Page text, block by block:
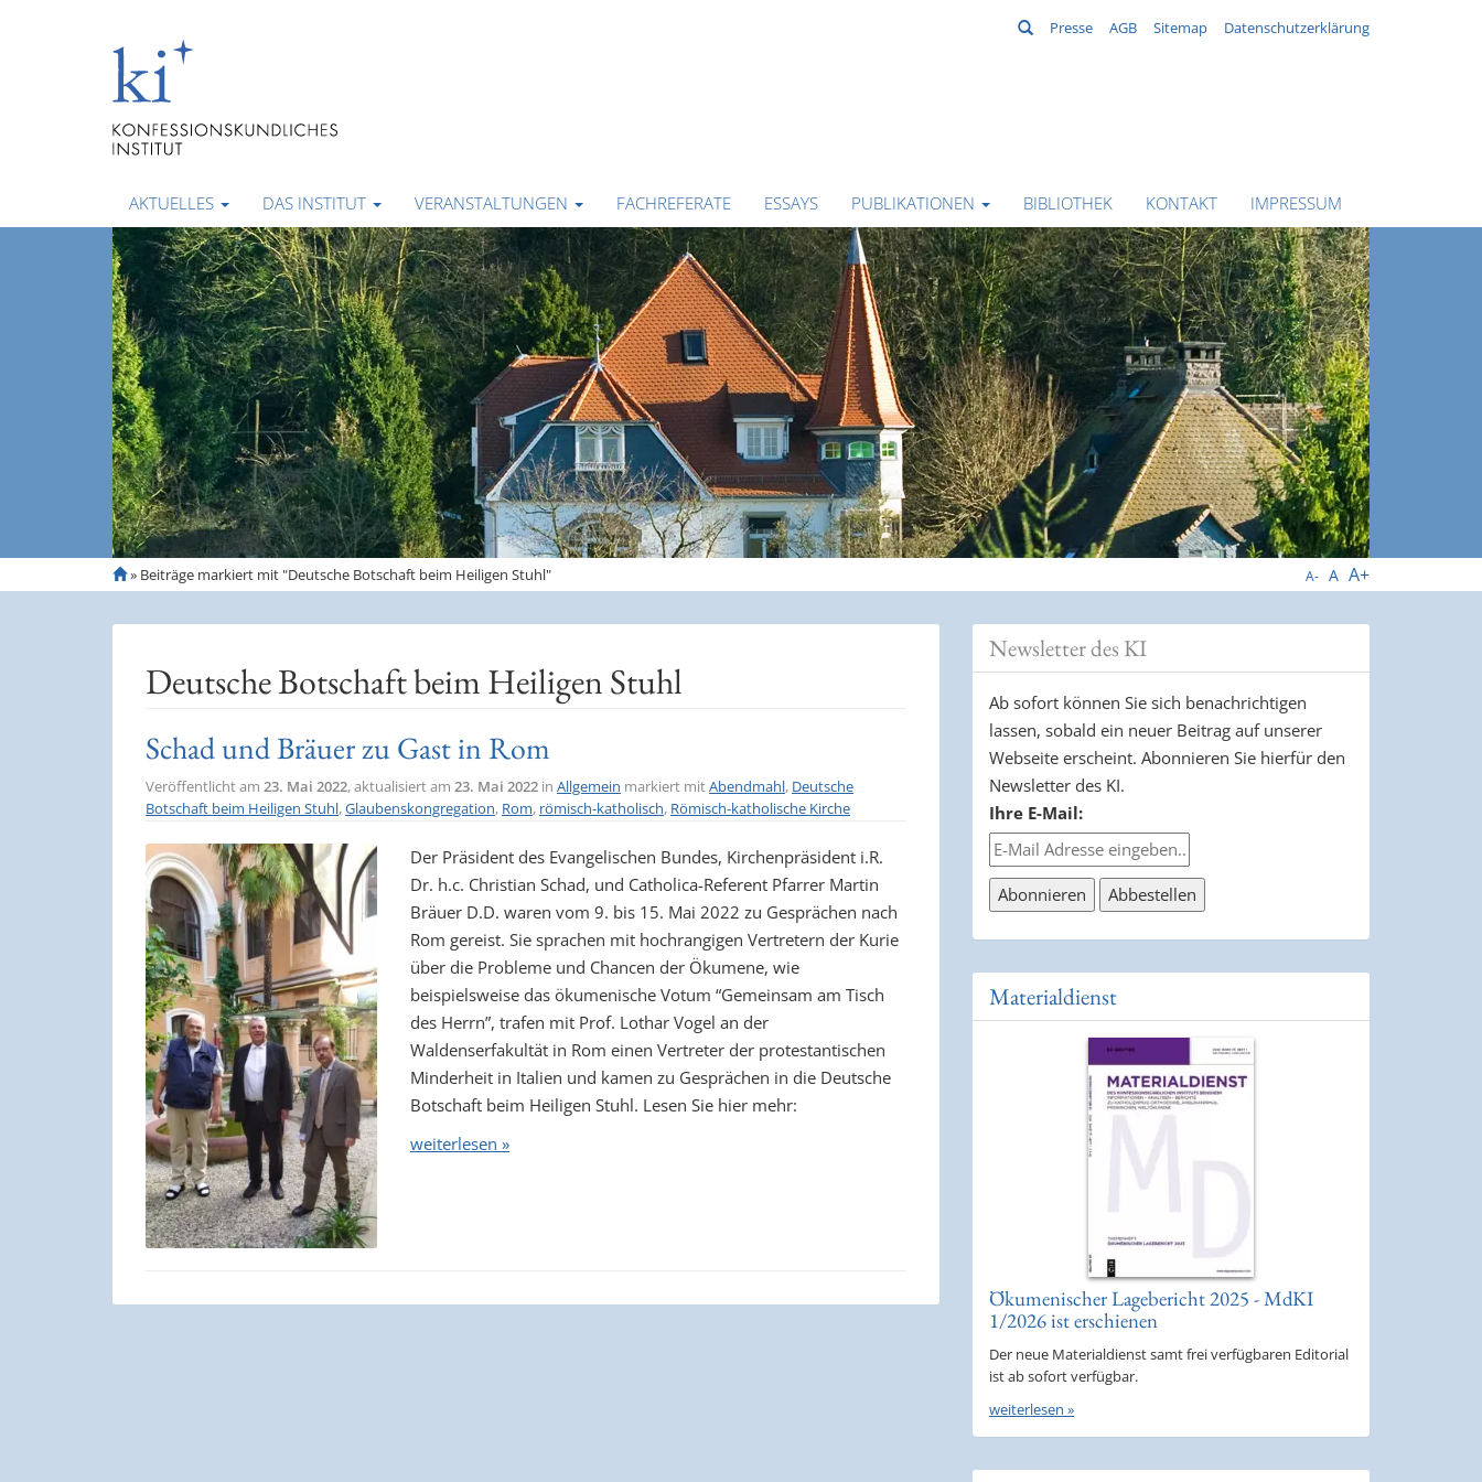
Suchen
Presse AGB Sitemap Datenschutzerklärung
AKTUELLES DAS INSTITUT VERANSTALTUNGEN FACHREFERATE ESSAYS PUBLIKATIONEN BIBLIOTHEK KONTAKT IMPRESSUM
S
t
» Beiträge markiert mit "Deutsche Botschaft beim Heiligen Stuhl" A- A A+
Deutsche Botschaft beim Heiligen Stuhl
Schad und Bräuer zu Gast in Rom
Veröffentlicht am 23. Mai 2022, aktualisiert am 23. Mai 2022 in Allgemein markiert mitAbendmahl, Deutsche
Botschaft beim Heiligen Stuhl,Glaubenskongregation, Rom, römisch-katholisch, Römisch-katholische Kirche
Der Präsident des Evangelischen Bundes, Kirchenpräsident i.R.
Dr. h.c. Christian Schad, und Catholica-Referent Pfarrer Martin
Bräuer D.D. waren vom 9. bis 15. Mai 2022 zu Gesprächen nach
Rom gereist. Sie sprachen mit hochrangigen Vertretern der Kurie
über die Probleme und Chancen der Ökumene, wie
beispielsweise das ökumenische Votum “Gemeinsam am Tisch
des Herrn”, trafen mit Prof. Lothar Vogel an der
Waldenserfakultät in Rom einen Vertreter der protestantischen
Minderheit in Italien und kamen zu Gesprächen in die Deutsche
Botschaft beim Heiligen Stuhl. Lesen Sie hier mehr:
weiterlesen »
Newsletter des KI
Ab sofort können Sie sich benachrichtigen
lassen, sobald ein neuer Beitrag auf unserer
Webseite erscheint. Abonnieren Sie hierfür den
Newsletter des KI.
Ihre E-Mail:
Materialdienst
Ökumenischer Lagebericht 2025 - MdKI
1/2026 ist erschienen
Der neue Materialdienst samt frei verfügbaren Editorial
ist ab sofort verfügbar.
weiterlesen »